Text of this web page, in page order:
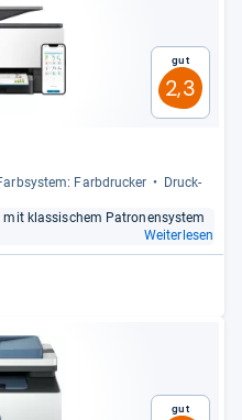
Gut
2,3
Farb­dru­cker
Druck­
klas­si­schem Patro­nen­sys­tem
Weiterlesen
Gut